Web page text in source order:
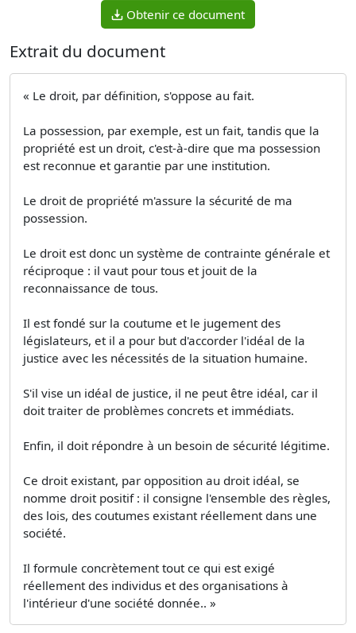
Obtenir ce document
Extrait du document
« Le droit, par définition, s'oppose au fait.
La possession, par exemple, est un fait, tandis que la
propriété est un droit, c'est-à-dire que ma possession
est reconnue et garantie par une institution.
Le droit de propriété m'assure la sécurité de ma
possession.
Le droit est donc un système de contrainte générale et
réciproque : il vaut pour tous et jouit de la
reconnaissance de tous.
Il est fondé sur la coutume et le jugement des
législateurs, et il a pour but d'accorder l'idéal de la
justice avec les nécessités de la situation humaine.
S'il vise un idéal de justice, il ne peut être idéal, car il
doit traiter de problèmes concrets et immédiats.
Enfin, il doit répondre à un besoin de sécurité légitime.
Ce droit existant, par opposition au droit idéal, se
nomme droit positif : il consigne l'ensemble des règles,
des lois, des coutumes existant réellement dans une
société.
Il formule concrètement tout ce qui est exigé
réellement des individus et des organisations à
l'intérieur d'une société donnée.. »